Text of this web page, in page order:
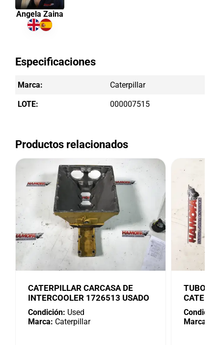
Angela Zaina
Especificaciones
Marca: Caterpillar
LOTE: 000007515
Productos relacionados
CATERPILLAR CARCASA DE
INTERCOOLER 1726513 USADO
Condición: Used
Marca: Caterpillar
TUBO
Marca: